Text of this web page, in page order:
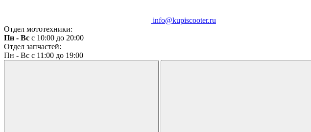
info@kupiscooter.ru
Отдел мототехники:
Пн - Вс с 10:00 до 20:00
Отдел запчастей:
Пн - Вс с 11:00 до 19:00